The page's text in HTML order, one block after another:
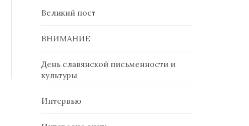
Великий пост
ВНИМАНИЕ
День славянской письменности и
культуры
Интервью